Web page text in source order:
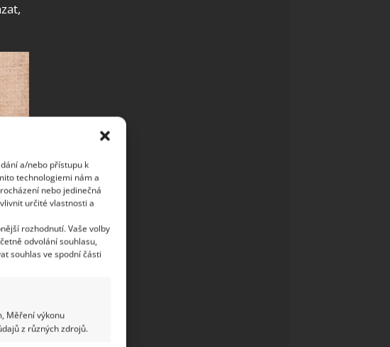
a/nebo přístupu k
technologiemi nám a
nebo jedinečná
určité vlastnosti a
rozhodnutí. Vaše volby
odvolání souhlasu,
souhlas ve spodní části
Měření výkonu
z různých zdrojů.